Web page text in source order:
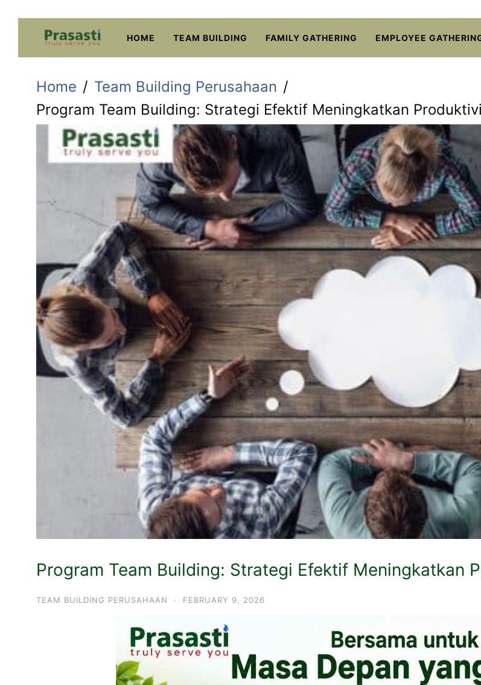
content
HOME TEAM BUILDING FAMILY GATHERING EMPLOYEE
Home
Team Building Perusahaan
Program Team Building: Strategi Efektif Meningkatkan
Program Team Building: Strategi Efektif Meningkatkan
TEAM BUILDING PERUSAHAAN · FEBRUARY 9, 2026